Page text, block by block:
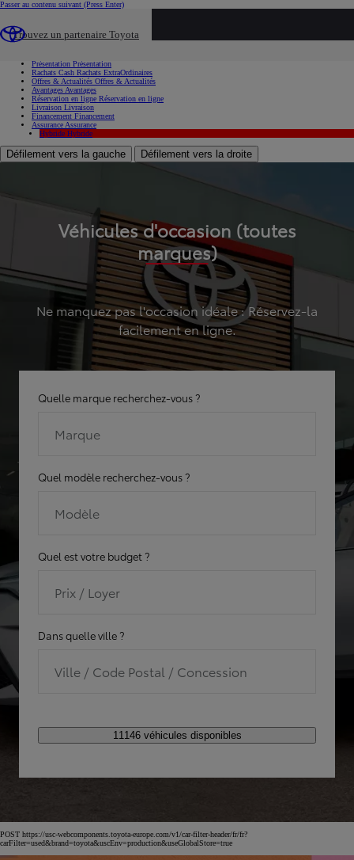
Passer au contenu suivant (Press Enter)
Trouvez un partenaire Toyota
Présentation Présentation
Rachats Cash Rachats ExtraOrdinaires
Offres & Actualités Offres & Actualités
Avantages Avantages
Réservation en ligne Réservation en ligne
Livraison Livraison
Financement Financement
Assurance Assurance
Hybride Hybride
Défilement vers la gauche Défilement vers la droite
Véhicules d'occasion (toutes
marques)
Ne manquez pas l'occasion idéale : Réservez-la
facilement en ligne.
Quelle marque recherchez-vous ?
Marque
Quel modèle recherchez-vous ?
Modèle
Quel est votre budget ?
Prix / Loyer
Dans quelle ville ?
Ville / Code Postal / Concession
11146 véhicules disponibles
POST https://usc-webcomponents.toyota-europe.com/v1/car-filter-header/fr/fr?
carFilter=used&brand=toyota&uscEnv=production&useGlobalStore=true